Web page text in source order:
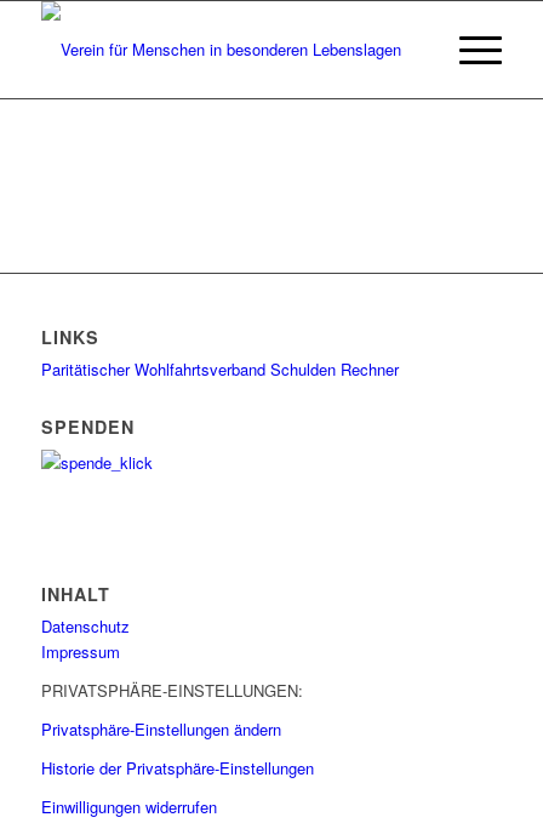
LINKS
Paritätischer Wohlfahrtsverband Schulden Rechner
SPENDEN
INHALT
Datenschutz
Impressum
PRIVATSPHÄRE-EINSTELLUNGEN:
Privatsphäre-Einstellungen ändern
Historie der Privatsphäre-Einstellungen
Einwilligungen widerrufen